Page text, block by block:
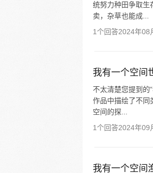
统努力种田争取生
卖，杂草也能成...
1个回答2024年08
我有一个空间
不太清楚您提到的
作品中描绘了不同
空间的探...
1个回答2024年09
我有一个空间